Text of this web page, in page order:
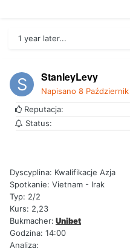
1 year later...
StanleyLevy
Napisano 8 Październik
Reputacja:
Status:
Dyscyplina: Kwalifikacje Azja
Spotkanie: Vietnam - Irak
Typ: 2/2
Kurs: 2,23
Bukmacher: Unibet
Godzina: 14:00
Analiza: